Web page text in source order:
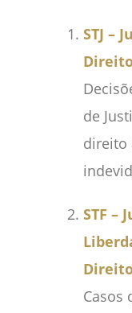
STJ –
de
direito
STF –
Casos